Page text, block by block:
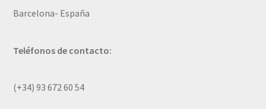
Barcelona- España
Teléfonos de contacto:
(+34) 93 672 60 54